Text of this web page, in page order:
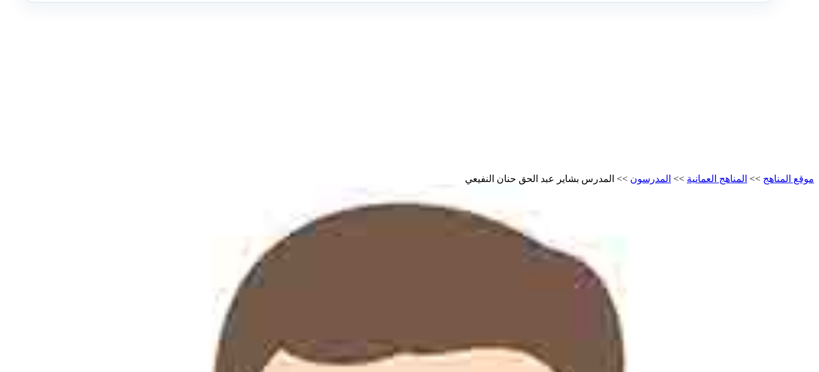
موقع المناهج >> المناهج العمانية >> المدرسون >> المدرس بشاير عبد الحق حنان النفيعي